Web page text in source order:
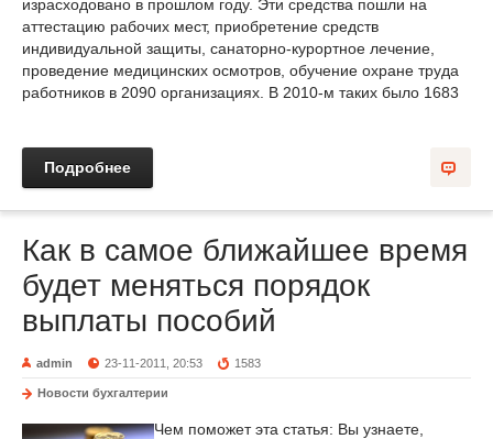
израсходовано в прошлом году. Эти средства пошли на
аттестацию рабочих мест, приобретение средств
индивидуальной защиты, санаторно-курортное лечение,
проведение медицинских осмотров, обучение охране труда
работников в 2090 организациях. В 2010-м таких было 1683
Подробнее
Как в самое ближайшее время
будет меняться порядок
выплаты пособий
admin 23-11-2011, 20:53 1583
Новости бухгалтерии
Чем поможет эта статья: Вы узнаете,